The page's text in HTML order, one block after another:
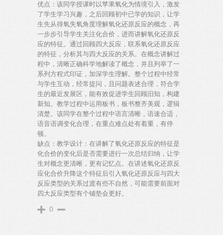
优点：该同学授课时以苹果氧化为情境引入，激发
了学生学习兴趣，之后回顾初中已学的知识，让学
生先从得氧失氧角度理解氧化还原反应的概念，再
一步步引导学生关注化合价，进而讲解氧化还原反
应的特征。通过回顾四大反应，联系氧化还原反应
的特征，分析其与四大反应的关系。在概念讲解过
程中，清晰正确科学地解读了概念，并且列举了一
系列方程式印证，加深学生理解。整个过程中经常
与学生互动，经常提问，且问题表述合理，符合学
生的最近发展区，能有效促进学生回顾旧知，构建
新知。教学过程中运用板书，板书整齐美观，逻辑
清楚。该同学在整个过程中语言清晰，语速合适，
语音语调变化合理，在重点难点处有着重，有停
顿。
缺点：教学设计：在讲解了氧化还原反应的特征是
化合价的变化后是否需要进行一次总结归纳，让学
生对概念更清晰，更有记忆点。在讲述氧化还原反
应化合价升降这个特征后引入氧化还原反应与四大
反应类型的关系过渡有些不自然，可能需要前面对
四大反应类型有个铺垫会更好。
0